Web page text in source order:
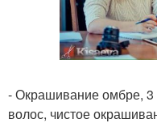
- Окрашивание омбре, 3
волос, чистое